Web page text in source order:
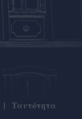
Ταυτότητα